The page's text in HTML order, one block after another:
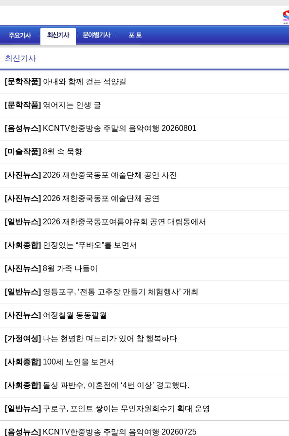
최신기사
[문학작품] 아내와 함께 걷는 석양길
[문학작품] 엮어지는 인생 글
[음성뉴스] KCNTV한중방송 주말의 음악여행 20260801
[미술작품] 8월 속 묵향
[사진뉴스] 2026 재한중국동포 예술단체 공연 사진
[사진뉴스] 2026 재한중국동포 예술단체 공연
[일반뉴스] 2026 재한중국동포여름야유회 공연 대림동에서
[사회종합] 인정있는 “푸바오”를 보면서
[사진뉴스] 8월 가족 나들이
[일반뉴스] 영등포구, ‘전통 고추장 만들기 체험행사’ 개최
[사진뉴스] 어정칠월 동동팔월
[가정여성] 나는 현명한 며느리가 있어 참 행복하다
[사회종합] 100세 노인을 보면서
[사회종합] 돌싱 과반수, 이혼전에 ‘4번 이상’ 경고했다.
[일반뉴스] 구로구, 포인트 쌓이는 무인자원회수기 확대 운영
[음성뉴스] KCNTV한중방송 주말의 음악여행 20260725